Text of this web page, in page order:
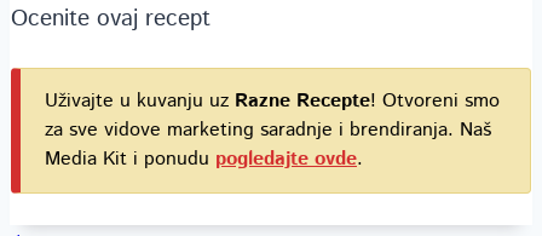
Ocenite ovaj recept
Uživajte u kuvanju uz Razne Recepte! Otvoreni smo
za sve vidove marketing saradnje i brendiranja. Naš
Media Kit i ponudu pogledajte ovde.